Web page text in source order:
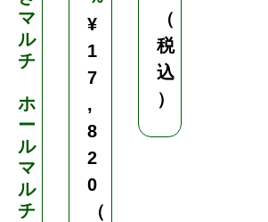
マ
ル
チ
ホ
ー
ル
マ
ル
チ
¥
1
7
,
8
2
0
（
（
税
込
）